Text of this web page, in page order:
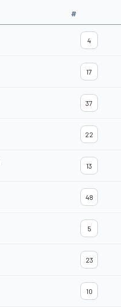
#
4
17
37
22
13
48
5
23
10